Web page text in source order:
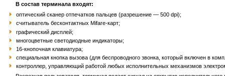
В состав терминала входят:
оптический сканер отпечатков пальцев (разрешение — 500 dpi);
считыватель бесконтактных Mifare-карт;
графический дисплей;
многоцветные светодиодные индикаторы;
16-кнопочная клавиатура;
специальная кнопка вызова (для беспроводного звонка, который включен в
контроллер, управляющий работой любых исполнительных механизмов